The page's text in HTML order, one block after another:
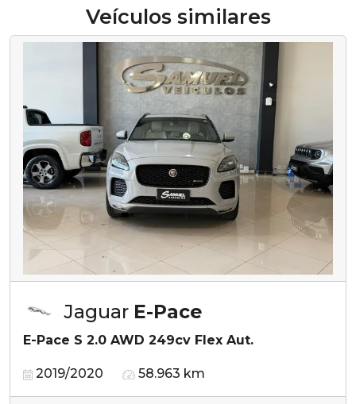
Veículos similares
Jaguar E-Pace
E-Pace S 2.0 AWD 249cv Flex Aut.
2019/2020 58.963 km